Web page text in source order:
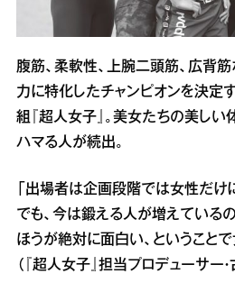
腹筋、柔軟性、上腕二頭筋、広背
力に特化したチャンピオンを決定
組『超人女子』。美女たちの美し
ハマる人が続出。
「出場者は企画段階では女性だけ
でも、今は鍛える人が増えている
ほうが絶対に面白い、ということで
（『超人女子』担当プロデューサー